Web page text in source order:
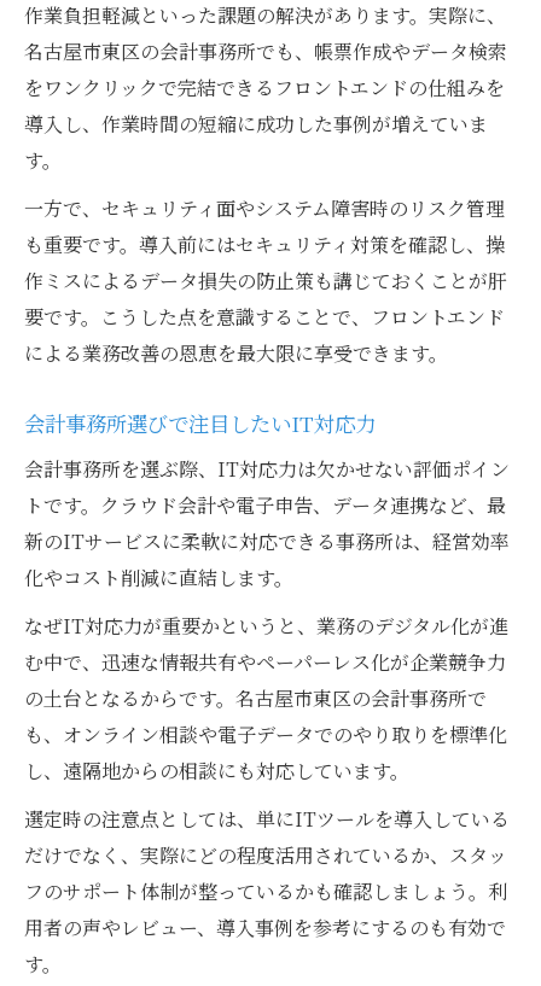
作業負担軽減といった課題の解決があります。実際に、
名古屋市東区の会計事務所でも、帳票作成やデータ検索
をワンクリックで完結できるフロントエンドの仕組みを
導入し、作業時間の短縮に成功した事例が増えていま
す。
一方で、セキュリティ面やシステム障害時のリスク管理
も重要です。導入前にはセキュリティ対策を確認し、操
作ミスによるデータ損失の防止策も講じておくことが肝
要です。こうした点を意識することで、フロントエンド
による業務改善の恩恵を最大限に享受できます。
会計事務所選びで注目したいIT対応力
会計事務所を選ぶ際、IT対応力は欠かせない評価ポイン
トです。クラウド会計や電子申告、データ連携など、最
新のITサービスに柔軟に対応できる事務所は、経営効率
化やコスト削減に直結します。
なぜIT対応力が重要かというと、業務のデジタル化が進
む中で、迅速な情報共有やペーパーレス化が企業競争力
の土台となるからです。名古屋市東区の会計事務所で
も、オンライン相談や電子データでのやり取りを標準化
し、遠隔地からの相談にも対応しています。
選定時の注意点としては、単にITツールを導入している
だけでなく、実際にどの程度活用されているか、スタッ
フのサポート体制が整っているかも確認しましょう。利
用者の声やレビュー、導入事例を参考にするのも有効で
す。